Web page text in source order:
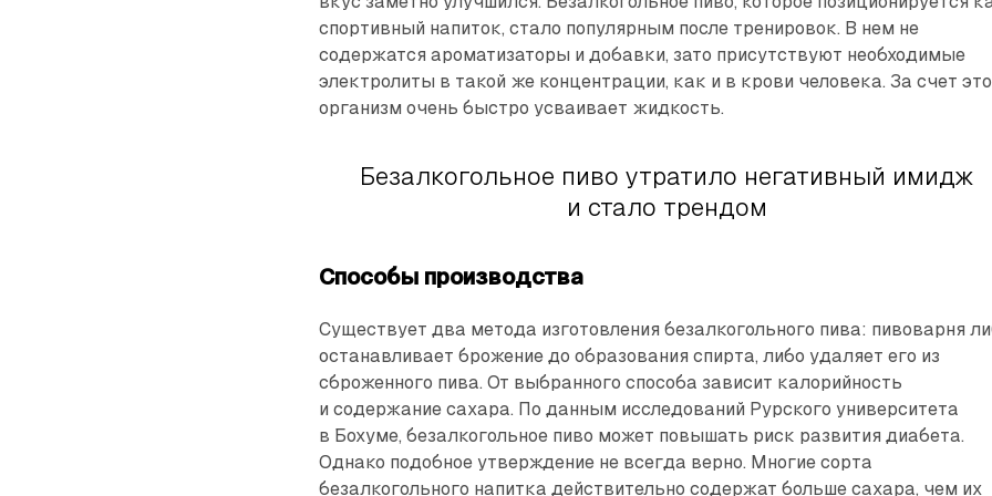
спортивный напиток, стало популярным после тренировок. В нем не
содержатся ароматизаторы и добавки, зато присутствуют необходимые
электролиты в такой же концентрации, как и в крови человека. За счет
организм очень быстро усваивает жидкость.
Безалкогольное пиво утратило негативный имидж
и стало трендом
Способы производства
Существует два метода изготовления безалкогольного пива: пивоварня
останавливает брожение до образования спирта, либо удаляет его из
сброженного пива. От выбранного способа зависит калорийность
и содержание сахара. По данным исследований Рурского университета
в Бохуме, безалкогольное пиво может повышать риск развития диабета.
Однако подобное утверждение не всегда верно. Многие сорта
безалкогольного напитка действительно содержат больше сахара, чем их